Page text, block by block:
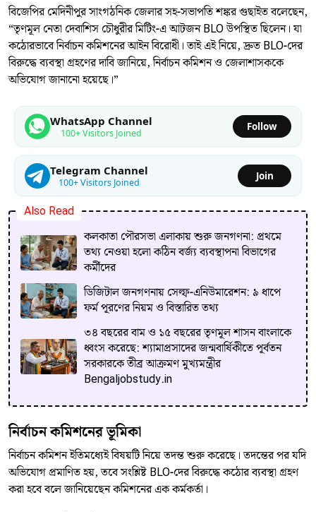
বিজেপির মেদিনীপুর সাংগঠনিক জেলার সহ-সভাপতি শঙ্কর গুছাইত বলেছেন,
“তৃণমূল নেতা দেবাশিস চৌধুরীর মিটিং-এ আটজন BLO উপস্থিত ছিলেন। যা
কঠোরভাবে নির্বাচন কমিশনের আইন বিরোধী। তাই এই নিয়ে, দ্রুত BLO-দের
বিরুদ্ধে ব্যবস্থা গ্রহণের দাবি জানিয়ে, নির্বাচন কমিশন ও জেলাশাসককে
অভিযোগ জানানো হয়েছে।”
WhatsApp Channel
100+ Visitors Joined
Follow
Telegram Channel
100+ Visitors Joined
Join
Also Read
কলকাতা পৌরসভা এলাকায় শুরু জনগণনা: প্রথমে
তথ্য নেওয়া হলো কঠিন বর্জ্য ব্যবস্থাপনা বিভাগের
কর্মীদের
ডিজিটাল জনগণনায় সেল্ফ-এনিউমারেশন: ৯ ধাপে
ফর্ম পূরণের নিয়ম ও বিস্তারিত তথ্য
৩৪ বছরের বাম ও ১৫ বছরের তৃণমূল শাসন বাংলাকে
ধ্বংস করেছে: শ্যামাপ্রসাদের জন্মবার্ষিকীতে পূর্বতন
সরকারকে তীব্র আক্রমণ মুখ্যমন্ত্রীর
Bengaljobstudy.in
নির্বাচন কমিশনের ভূমিকা
নির্বাচন কমিশন ইতিমধ্যেই বিষয়টি নিয়ে তদন্ত শুরু করেছে। তদন্তের পর যদি
অভিযোগ প্রমাণিত হয়, তবে সংশ্লিষ্ট BLO-দের বিরুদ্ধে কঠোর ব্যবস্থা গ্রহণ
করা হবে বলে জানিয়েছেন কমিশনের এক কর্মকর্তা।